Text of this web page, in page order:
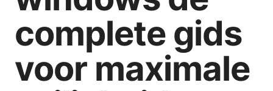
complete gids
voor maximale